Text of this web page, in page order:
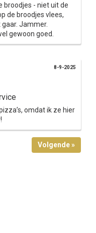
broodjes - niet uit de
de broodjes vlees,
Jammer.
gewoon goed.
omdat ik ze hier
8-9-2025
Volgende »